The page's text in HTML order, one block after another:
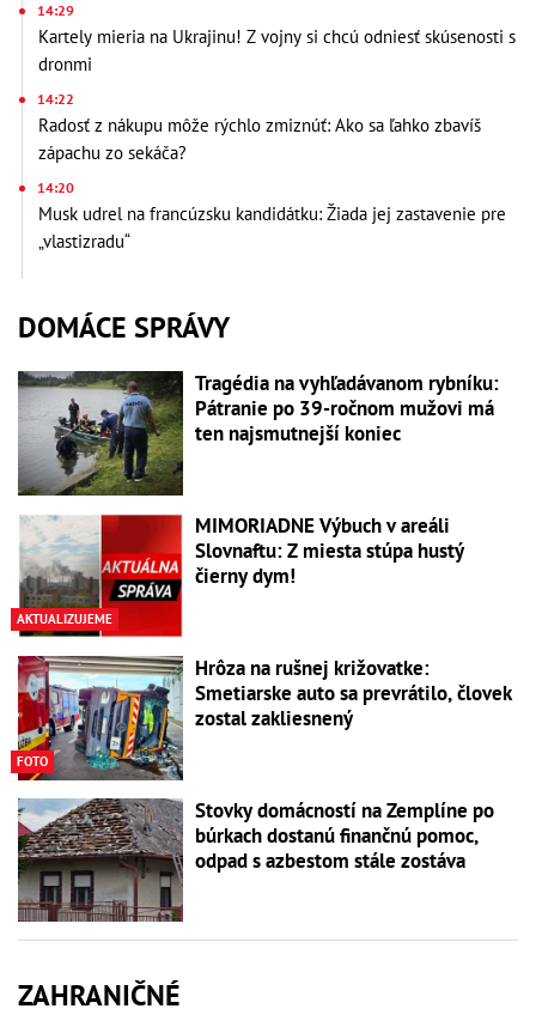
14:29
Kartely mieria na Ukrajinu! Z vojny si chcú odniesť skúsenosti s
dronmi
14:22
Radosť z nákupu môže rýchlo zmiznúť: Ako sa ľahko zbavíš
zápachu zo sekáča?
14:20
Musk udrel na francúzsku kandidátku: Žiada jej zastavenie pre
„vlastizradu“
DOMÁCE SPRÁVY
Tragédia na vyhľadávanom rybníku:
Pátranie po 39-ročnom mužovi má
ten najsmutnejší koniec
AKTUALIZUJEME
MIMORIADNE Výbuch v areáli
Slovnaftu: Z miesta stúpa hustý
čierny dym!
FOTO
Hrôza na rušnej križovatke:
Smetiarske auto sa prevrátilo, človek
zostal zakliesnený
Stovky domácností na Zemplíne po
búrkach dostanú finančnú pomoc,
odpad s azbestom stále zostáva
ZAHRANIČNÉ